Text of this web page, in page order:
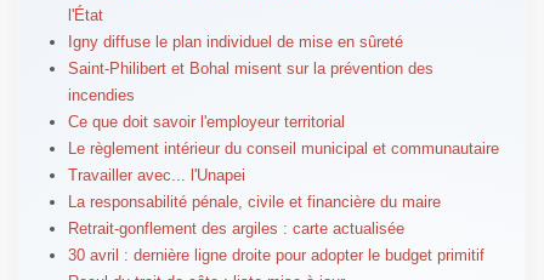
l'État
Igny diffuse le plan individuel de mise en sûreté
Saint-Philibert et Bohal misent sur la prévention des
incendies
Ce que doit savoir l'employeur territorial
Le règlement intérieur du conseil municipal et communautaire
Travailler avec... l'Unapei
La responsabilité pénale, civile et financière du maire
Retrait-gonflement des argiles : carte actualisée
30 avril : dernière ligne droite pour adopter le budget primitif